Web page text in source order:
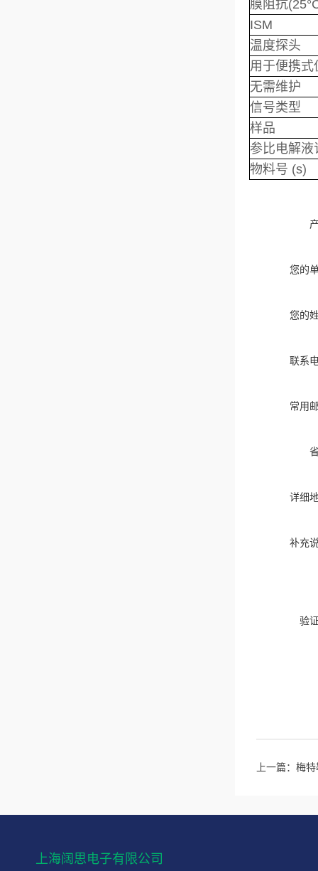
膜阻抗
ISM
温度探头
用于便携式
无需维护
信号类型
样品
参比电解液
物料号 (s)
您的
您的
联系
常用
详细
补充
验
上一篇： 梅
上海阔思电子有限公司